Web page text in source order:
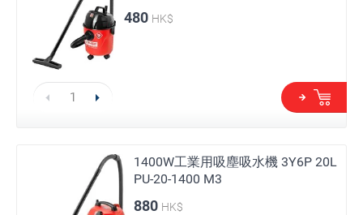
480 HK$
1400W工業用吸塵吸水機 3Y6P 20L
PU-20-1400 M3
880 HK$